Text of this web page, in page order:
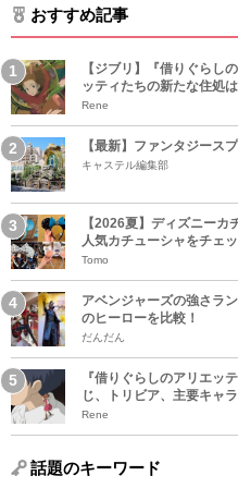
おすすめ記事
【ジブリ】『借りぐらし
ッティたちの新たな住処
Rene
【最新】ファンタジース
キャステル編集部
【2026夏】ディズニーカ
人気カチューシャをチェ
Tomo
アベンジャーズの強さラ
のヒーローを比較！
だんだん
『借りぐらしのアリエッ
じ、トリビア、主要キャ
Rene
話題のキーワード